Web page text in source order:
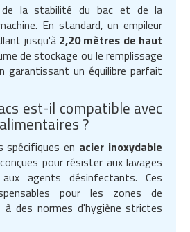
de la stabilité du bac et de la
En standard, un empileur
jusqu'à 2,20 mètres de haut
de stockage ou le remplissage
garantissant un équilibre parfait
est-il compatible avec
?
spécifiques en acier inoxydable
conçues pour résister aux lavages
agents désinfectants. Ces
pour les zones de
à des normes d'hygiène strictes